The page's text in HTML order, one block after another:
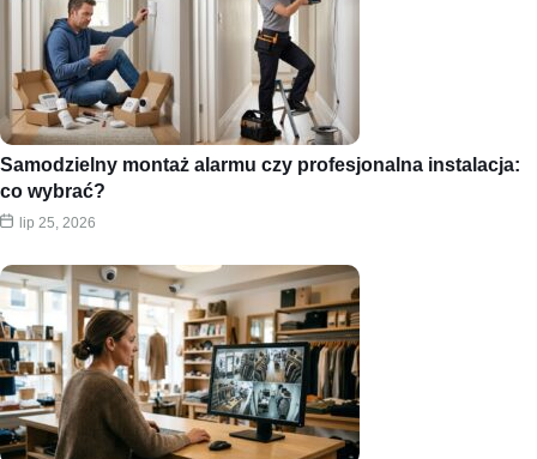
Samodzielny montaż alarmu czy profesjonalna instalacja:
co wybrać?
lip 25, 2026